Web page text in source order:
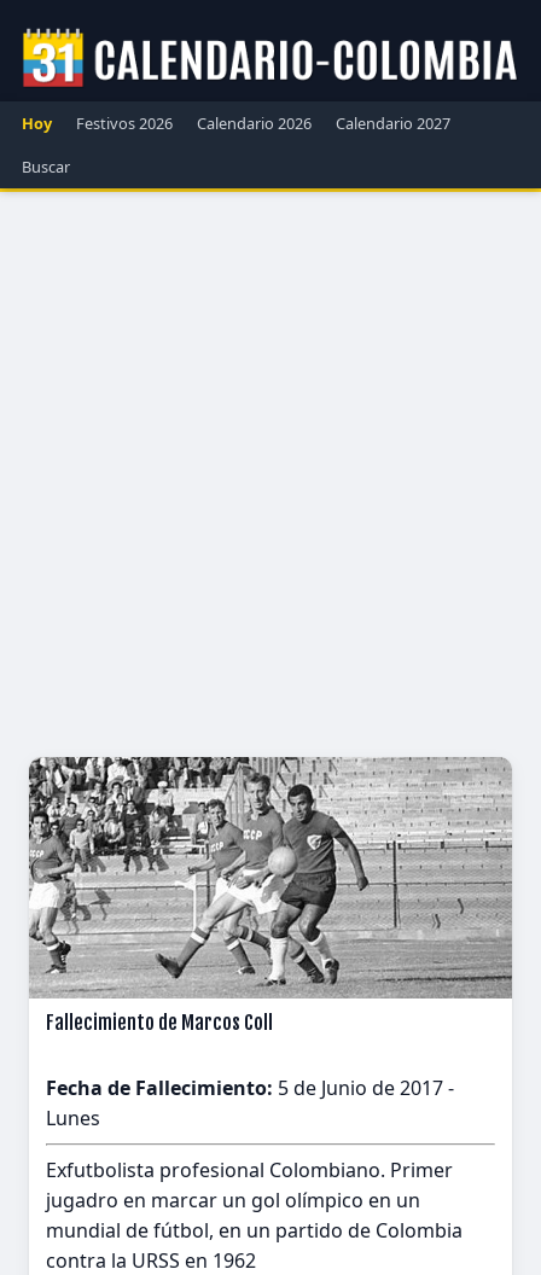
Hoy Festivos 2026 Calendario 2026
Calendario 2027
Buscar
Fallecimiento de Marcos Coll
Fecha de Fallecimiento: 5 de Junio de 2017 -
Lunes
Exfutbolista profesional Colombiano. Primer
jugadro en marcar un gol olímpico en un
mundial de fútbol, en un partido de Colombia
contra la URSS en 1962